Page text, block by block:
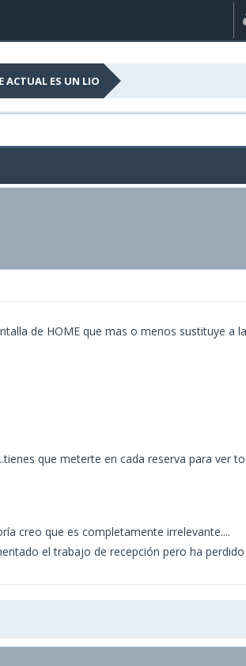
ACTUAL ES UN LIO
de HOME que mas o menos sustituye a
que meterte en cada reserva para ver
creo que es completamente irrelevante....
el trabajo de recepción pero ha perdido